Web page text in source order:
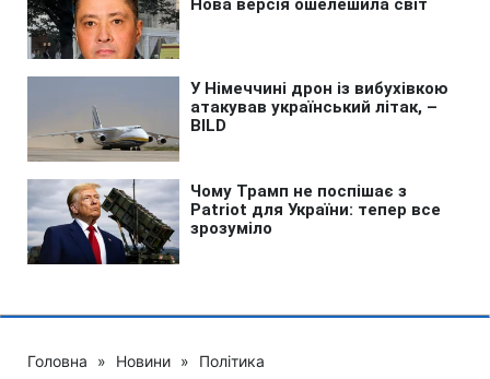
Головна » Новини » Політика